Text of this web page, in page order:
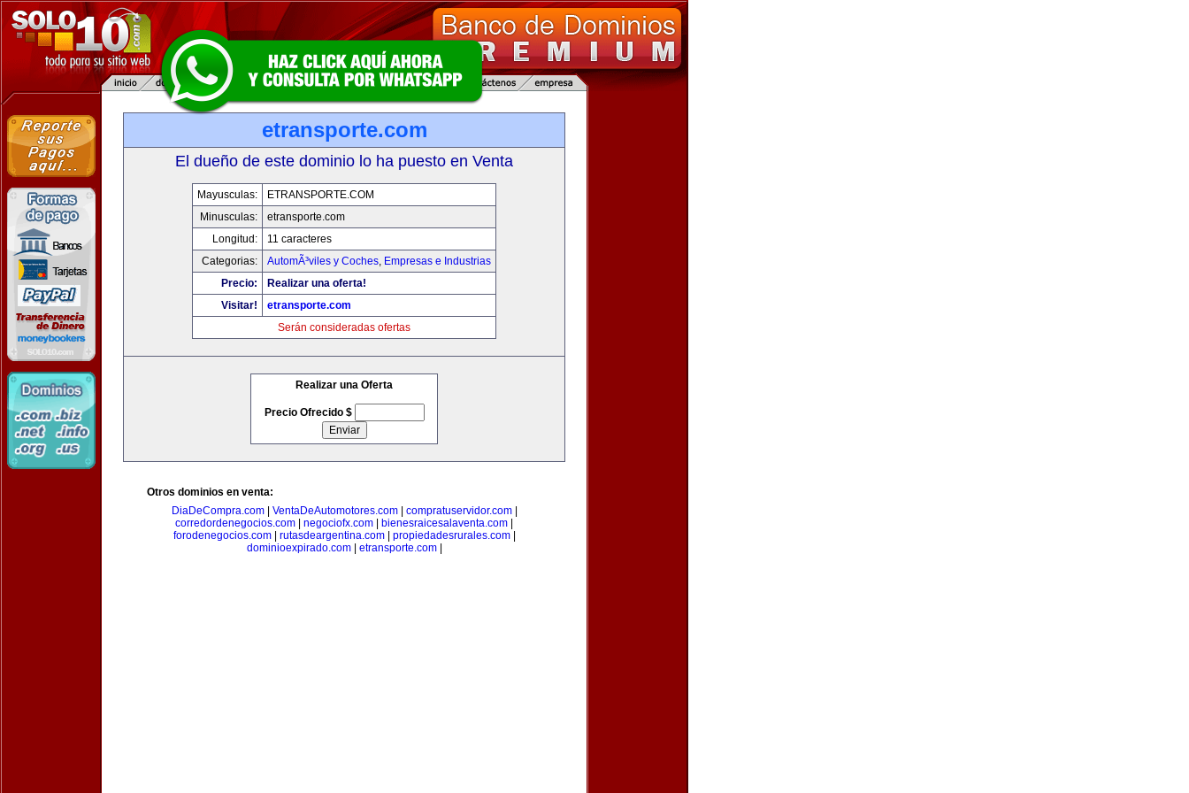
etransporte.com
El dueño de este dominio lo ha puesto en Venta
Mayusculas:
ETRANSPORTE.COM
Minusculas:
etransporte.com
Longitud:
11 caracteres
Categorias:
AutomÃ³viles y Coches, Empresas e Industrias
Precio:
Realizar una oferta!
Visitar!
etransporte.com
Serán consideradas ofertas
Realizar una Oferta
Precio Ofrecido $
Otros dominios en venta:
DiaDeCompra.com| VentaDeAutomotores.com| compratuservidor.com|
corredordenegocios.com
negociofx.com bienesraicesalaventa.com
forodenegocios.com| rutasdeargentina.com| propiedadesrurales.com|
dominioexpirado.com| etransporte.com|